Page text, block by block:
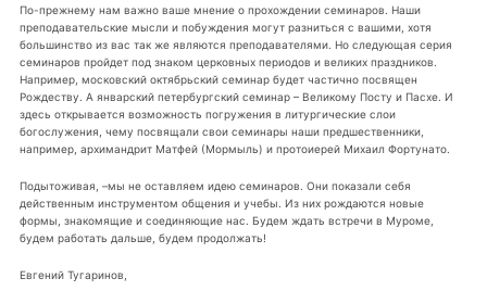
По-прежнему нам важно ваше мнение о прохождении семинаров. Наши
преподавательские мысли и побуждения могут разниться с вашими, хотя
большинство из вас так же являются преподавателями. Но следующая серия
семинаров пройдет под знаком церковных периодов и великих праздников.
Например, московский октябрьский семинар будет частично посвящен
Рождеству. А январский петербургский семинар – Великому Посту и Пасхе. И
здесь открывается возможность погружения в литургические слои
богослужения, чему посвящали свои семинары наши предшественники,
например, архимандрит Матфей (Мормыль) и протоиерей Михаил Фортунато.
Подытоживая, –мы не оставляем идею семинаров. Они показали себя
действенным инструментом общения и учебы. Из них рождаются новые
формы, знакомящие и соединяющие нас. Будем ждать встречи в Муроме,
будем работать дальше, будем продолжать!
Евгений Тугаринов,